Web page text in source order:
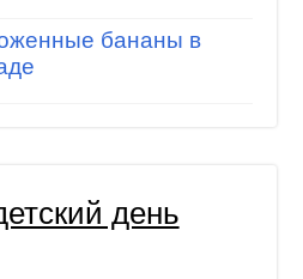
бананы в
день